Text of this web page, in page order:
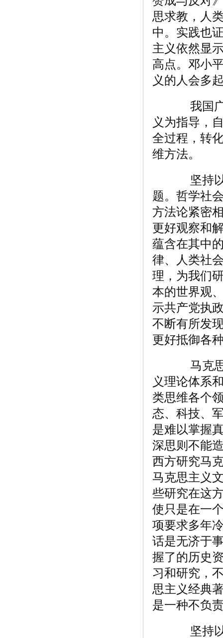
思求教，人
中。实践也
主义依然显
高点。邓小
义的人会多
我国广
义为指导，
全过程，转
维方法。
坚持以
题。哲学社
方法论紧密
更好观察和
蕴含在其中
律、人类社
理，为我们
本的世界观
示共产党执
不断有所发
更好抵御各
马克思
义理论体系
类思维各个
态、科技、
是难以掌握
深思则不能
西方研究马
马克思主义
些研究在这
使只是在一
项要求多年
话是无济于
握了的历史
习和研究，
思主义经典
是一种不负
坚持以